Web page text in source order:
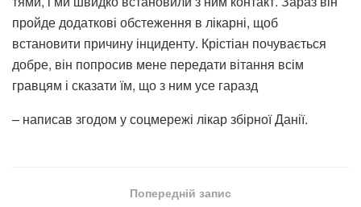
пройде додаткові обстеження в лікарні, щоб
встановити причину інциденту. Крістіан почувається
добре, він попросив мене передати вітання всім
гравцям і сказати їм, що з ним усе гаразд
– написав згодом у соцмережі лікар збірної Данії.
Попередній запис